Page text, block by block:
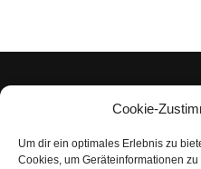
Cookie-
Um dir ein optimales Erlebnis zu
Cookies, um Geräteinformationen
Impressum